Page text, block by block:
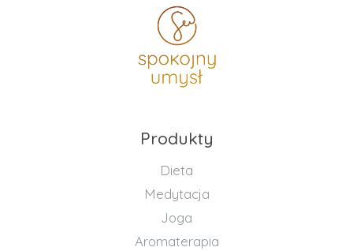
Produkty
Dieta
Medytacja
Joga
Aromaterapia